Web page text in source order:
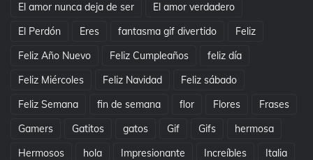
El amor nunca deja de ser
El amor verdadero
El Perdón
Eres fantasma gif divertido
Feliz
Feliz Año Nuevo
Feliz Cumpleaños
feliz día
Feliz Miércoles
Feliz Navidad
Feliz sábado
Feliz Semana
fin de semana flor Flores
Frases
Gamers
Gatitos gatos Gif Gifs
hermosa
Hermosos
hola Impresionante Increíbles
Italia